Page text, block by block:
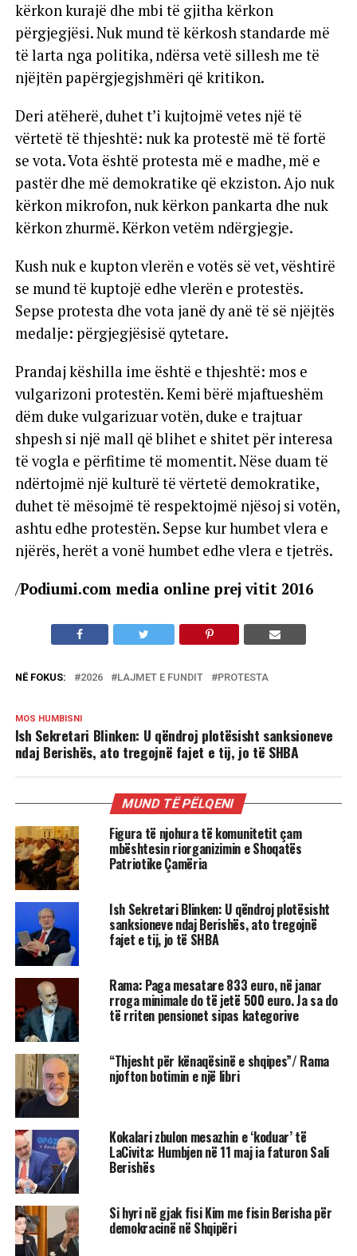
kërkon kurajë dhe mbi të gjitha kërkon
përgjegjësi. Nuk mund të kërkosh standarde më
të larta nga politika, ndërsa vetë sillesh me të
njëjtën papërgjegjshmëri që kritikon.
Deri atëherë, duhet t’i kujtojmë vetes një të
vërtetë të thjeshtë: nuk ka protestë më të fortë
se vota. Vota është protesta më e madhe, më e
pastër dhe më demokratike që ekziston. Ajo nuk
kërkon mikrofon, nuk kërkon pankarta dhe nuk
kërkon zhurmë. Kërkon vetëm ndërgjegje.
Kush nuk e kupton vlerën e votës së vet, vështirë
se mund të kuptojë edhe vlerën e protestës.
Sepse protesta dhe vota janë dy anë të së njëjtës
medalje: përgjegjësisë qytetare.
Prandaj këshilla ime është e thjeshtë: mos e
vulgarizoni protestën. Kemi bërë mjaftueshëm
dëm duke vulgarizuar votën, duke e trajtuar
shpesh si një mall që blihet e shitet për interesa
të vogla e përfitime të momentit. Nëse duam të
ndërtojmë një kulturë të vërtetë demokratike,
duhet të mësojmë të respektojmë njësoj si votën,
ashtu edhe protestën. Sepse kur humbet vlera e
njërës, herët a vonë humbet edhe vlera e tjetrës.
/Podiumi.com media online prej vitit 2016
NË FOKUS: 2026 LAJMET E FUNDIT PROTESTA
MOS HUMBISNI
Ish Sekretari Blinken: U qëndroj plotësisht sanksioneve
ndaj Berishës, ato tregojnë fajet e tij, jo të SHBA
MUND TË PËLQENI
Figura të njohura të komunitetit çam
mbështesin riorganizimin e Shoqatës
Patriotike Çamëria
Ish Sekretari Blinken: U qëndroj plotësisht
sanksioneve ndaj Berishës, ato tregojnë
fajet e tij, jo të SHBA
Rama: Paga mesatare 833 euro, në janar
rroga minimale do të jetë 500 euro. Ja sa do
të rriten pensionet sipas kategorive
“Thjesht për kënaqësinë e shqipes”/ Rama
njofton botimin e një libri
Kokalari zbulon mesazhin e ‘koduar’ të
LaCivita: Humbjen në 11 maj ia faturon Sali
Berishës
Si hyri në gjak fisi Kim me fisin Berisha për
demokracinë në Shqipëri